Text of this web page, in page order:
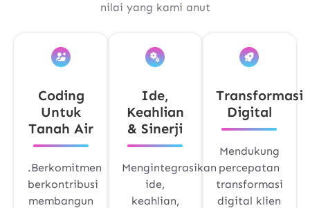
nilai yang kami anut
Coding
Untuk
Tanah Air
.Berkomitmen
berkontribusi
membangun
Ide,
Keahlian
& Sinerji
Mengintegrasikan
ide,
keahlian,
Transformasi
Digital
Mendukung
percepatan
transformasi
digital klien